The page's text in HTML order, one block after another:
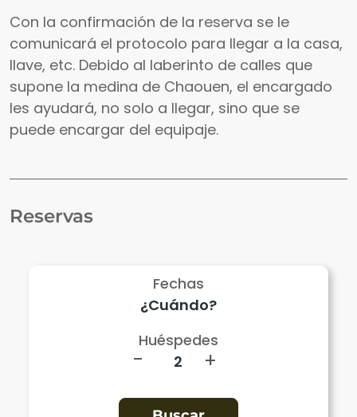
Con la confirmación de la reserva se le
comunicará el protocolo para llegar a la casa,
llave, etc. Debido al laberinto de calles que
supone la medina de Chaouen, el encargado
les ayudará, no solo a llegar, sino que se
puede encargar del equipaje.
Reservas
Fechas
Huéspedes
- +